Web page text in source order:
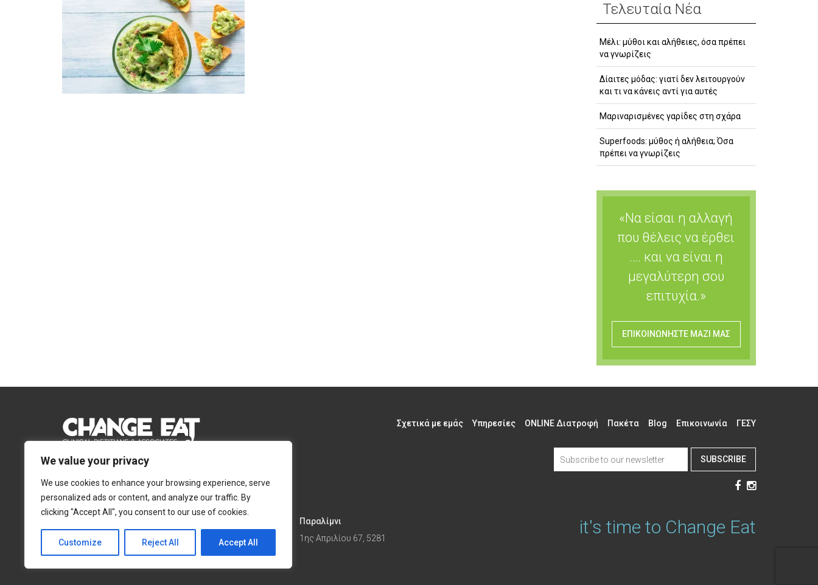
We value your privacy
We use cookies to enhance your browsing experience, serve
personalized ads or content, and analyze our traffic. By
clicking "Accept All", you consent to our use of cookies.
Customize Reject All Accept All
Τελευταία Νέα
Μέλι: μύθοι και αλήθειες, όσα πρέπει
να γνωρίζεις
Δίαιτες μόδας: γιατί δεν λειτουργούν
και τι να κάνεις αντί για αυτές
Μαριναρισμένες γαρίδες στη σχάρα
Superfoods: μύθος ή αλήθεια; Όσα
πρέπει να γνωρίζεις
«Να είσαι η αλλαγή
που θέλεις να έρθει
…. και να είναι η
μεγαλύτερη σου
επιτυχία.»
ΕΠΙΚΟΙΝΩΝΗΣΤΕ ΜΑΖΙ ΜΑΣ
Email:Info@changeeat.com.cy
Telephone: 77 77 77 51
Σχετικά με εμάς Υπηρεσίες ONLINE Διατροφή Πακέτα Blog Επικοινωνία ΓΕΣΥ
SUBSCRIBE
Αγίας Άννας 4, 2054,
Αγίας Φυλάξεως 32,
Παραλίμνι
1ης Απριλίου 67, 5281
it's time to Change Eat